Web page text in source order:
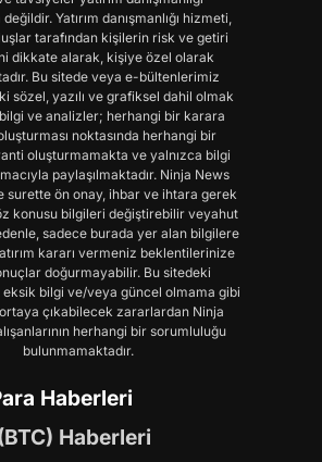
Yatırım danışmanlığı hizmeti,
tarafından kişilerin risk ve getiri
dikkate alarak, kişiye özel olarak
Bu sitede veya e-bültenlerimiz
sözel, yazılı ve grafiksel dahil olmak
ve analizler; herhangi bir karara
noktasında herhangi bir
oluşturmamakta ve yalnızca bilgi
paylaşılmaktadır. Ninja News
surette ön onay, ihbar ve ihtara gerek
konusu bilgileri değiştirebilir veyahut
sadece burada yer alan bilgilere
kararı vermeniz beklentilerinize
doğurmayabilir. Bu sitedeki
bilgi ve/veya güncel olmama gibi
çıkabilecek zararlardan Ninja
herhangi bir sorumluluğu
bulunmamaktadır.
Haberleri
Haberleri